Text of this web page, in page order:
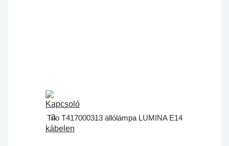
Trio T417000313 állólámpa LUMINA E14